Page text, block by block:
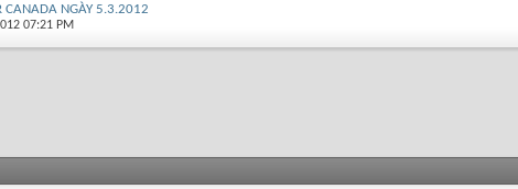
CANADA NGÀY 5.3.2012
07:21 PM